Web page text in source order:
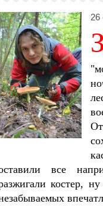
26
все
костер,